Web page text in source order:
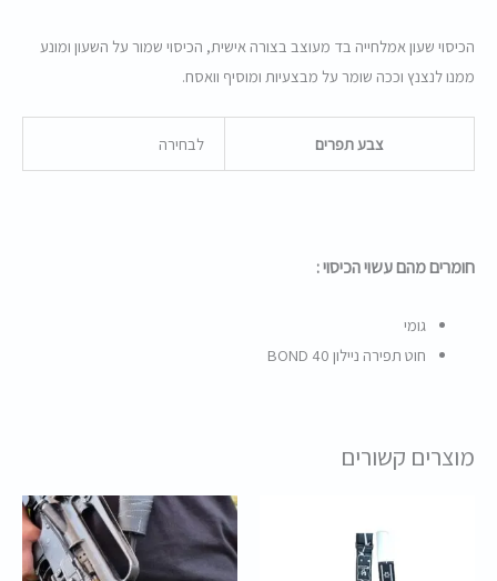
הכיסוי שעון אמלחייה בד מעוצב בצורה אישית, הכיסוי שמור על השעון ומונע
ממנו לנצנץ וככה שומר על מבצעיות ומוסיף וואסח.
צבע תפרים לבחירה
חומרים מהםעשוי הכיסוי :
גומי
חוט תפירה ניילון BOND 40
מוצרים קשורים